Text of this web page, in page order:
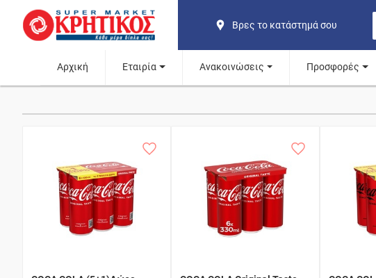
Βρες το κατάστημά σου
Αρχική Εταιρία Ανακοινώσεις Προσφορές